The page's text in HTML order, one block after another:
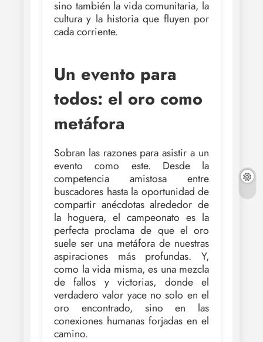
sino también la vida comunitaria, la
cultura y la historia que fluyen por
cada corriente.
Un evento para
todos: el oro como
metáfora
Sobran las razones para asistir a un
evento como este. Desde la
competencia amistosa entre
buscadores hasta la oportunidad de
compartir anécdotas alrededor de
la hoguera, el campeonato es la
perfecta proclama de que el oro
suele ser una metáfora de nuestras
aspiraciones más profundas. Y,
como la vida misma, es una mezcla
de fallos y victorias, donde el
verdadero valor yace no solo en el
oro encontrado, sino en las
conexiones humanas forjadas en el
camino.